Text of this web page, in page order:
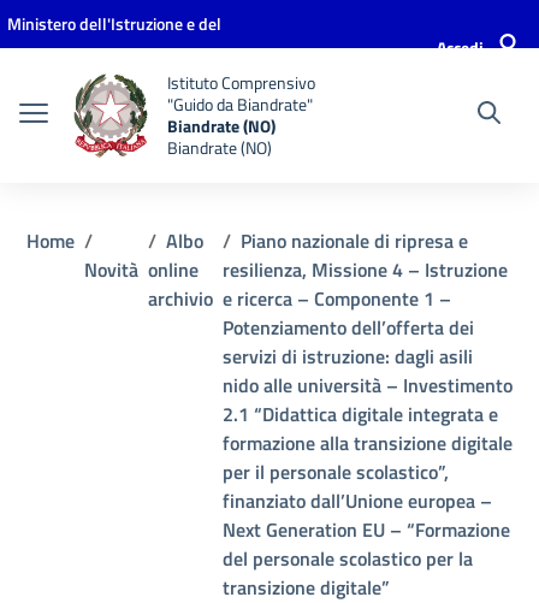
Vai ai contenuti
Vai al menu di navigazione
Vai al footer
Ministero dell'Istruzione e del
Accedi
Istituto Comprensivo
"Guido da Biandrate"
Biandrate (NO)
Biandrate (NO)
Home
Novità
Albo
online
archivio
Piano nazionale di ripresa e
resilienza, Missione 4 – Istruzione
e ricerca – Componente 1 –
Potenziamento dell’offerta dei
servizi di istruzione: dagli asili
nido alle università – Investimento
2.1 “Didattica digitale integrata e
formazione alla transizione digitale
per il personale scolastico”,
finanziato dall’Unione europea –
Next Generation EU – “Formazione
del personale scolastico per la
transizione digitale”